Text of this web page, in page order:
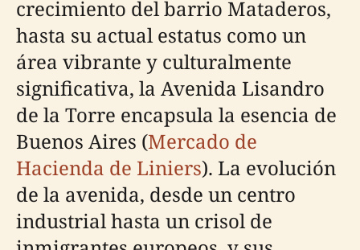
crecimiento del barrio Mataderos,
hasta su actual estatus como un
área vibrante y culturalmente
significativa, la Avenida Lisandro
de la Torre encapsula la esencia de
Buenos Aires (Mercado de
Hacienda de Liniers). La evolución
de la avenida, desde un centro
industrial hasta un crisol de